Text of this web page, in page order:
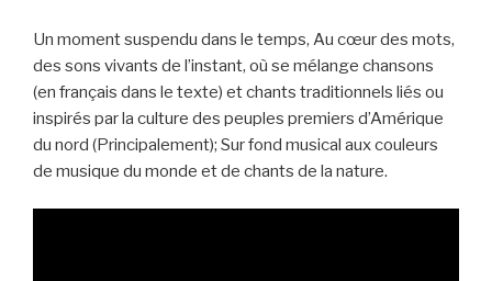
Un moment suspendu dans le temps, Au cœur des mots,
des sons vivants de l’instant, où se mélange chansons
(en français dans le texte) et chants traditionnels liés ou
inspirés par la culture des peuples premiers d’Amérique
du nord (Principalement); Sur fond musical aux couleurs
de musique du monde et de chants de la nature.